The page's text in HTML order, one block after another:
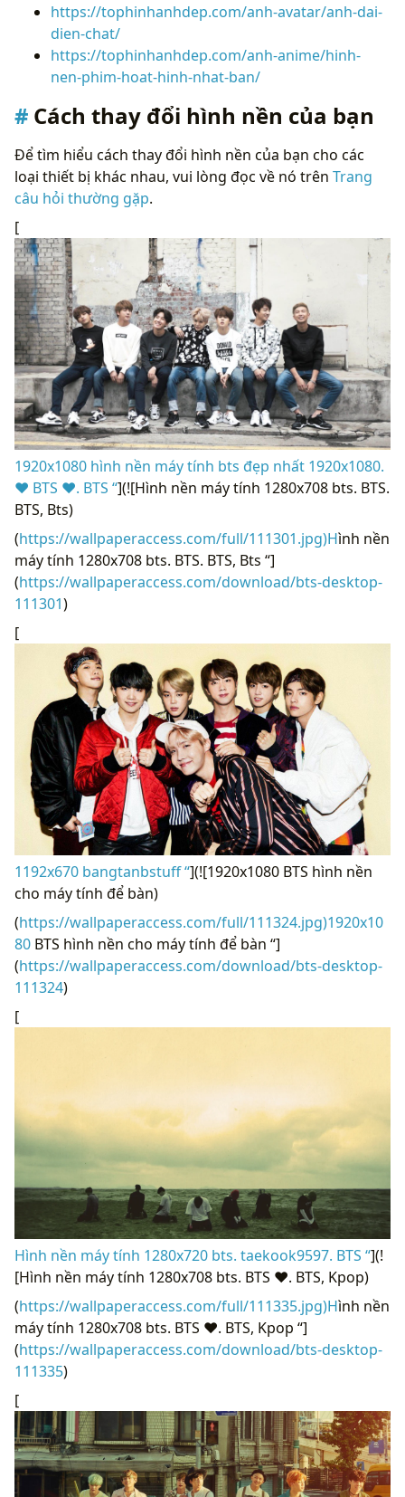
https://tophinhanhdep.com/anh-avatar/anh-dai-
dien-chat/
https://tophinhanhdep.com/anh-anime/hinh-
nen-phim-hoat-hinh-nhat-ban/
Cách thay đổi hình nền của bạn
Để tìm hiểu cách thay đổi hình nền của bạn cho các
loại thiết bị khác nhau, vui lòng đọc về nó trên Trang
câu hỏi thường gặp.
[
1920x1080 hình nền máy tính bts đẹp nhất 1920x1080.
❤ BTS ❤. BTS “](![Hình nền máy tính 1280x708 bts. BTS.
BTS, Bts)
(https://wallpaperaccess.com/full/111301.jpg)Hình nền
máy tính 1280x708 bts. BTS. BTS, Bts “]
(https://wallpaperaccess.com/download/bts-desktop-
111301)
[
1192x670 bangtanbstuff “](![1920x1080 BTS hình nền
cho máy tính để bàn)
(https://wallpaperaccess.com/full/111324.jpg)1920x10
80 BTS hình nền cho máy tính để bàn “]
(https://wallpaperaccess.com/download/bts-desktop-
111324)
[
Hình nền máy tính 1280x720 bts. taekook9597. BTS “](!
[Hình nền máy tính 1280x708 bts. BTS ❤. BTS, Kpop)
(https://wallpaperaccess.com/full/111335.jpg)Hình nền
máy tính 1280x708 bts. BTS ❤. BTS, Kpop “]
(https://wallpaperaccess.com/download/bts-desktop-
111335)
[